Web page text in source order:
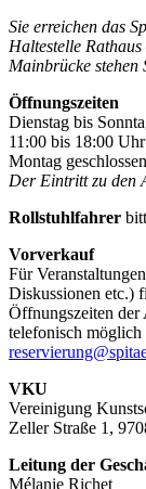
Sie erreichen das
Haltestelle
Mainbrücke stehen
Öffnungszeiten
Dienstag bis
11:00 bis 18:00 Uhr
Montag
Der Eintritt zu den
Rollstuhlfahrer
Vorverkauf
Für
Diskussionen etc.)
Öffnungszeiten der
telefonisch
VKU
Vereinigung
Zeller Straße 1,
Leitung der
Mélanie Richet